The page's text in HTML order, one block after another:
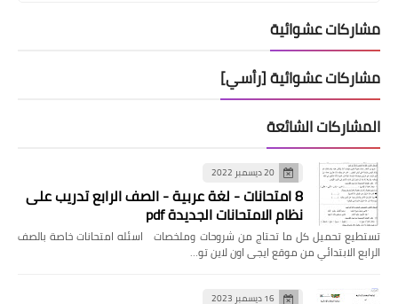
مشاركات عشوائية
مشاركات عشوائية [رأسي]
المشاركات الشائعة
20 ديسمبر 2022
8 امتحانات - لغة عربية - الصف الرابع تدريب على
نظام الامتحانات الجديدة pdf
تستطيع تحميل كل ما تحتاج من شروحات وملخصات اسئله امتحانات خاصة بالصف
الرابع الابتدائي من موقع ايجى اون لاين تو…
16 ديسمبر 2023